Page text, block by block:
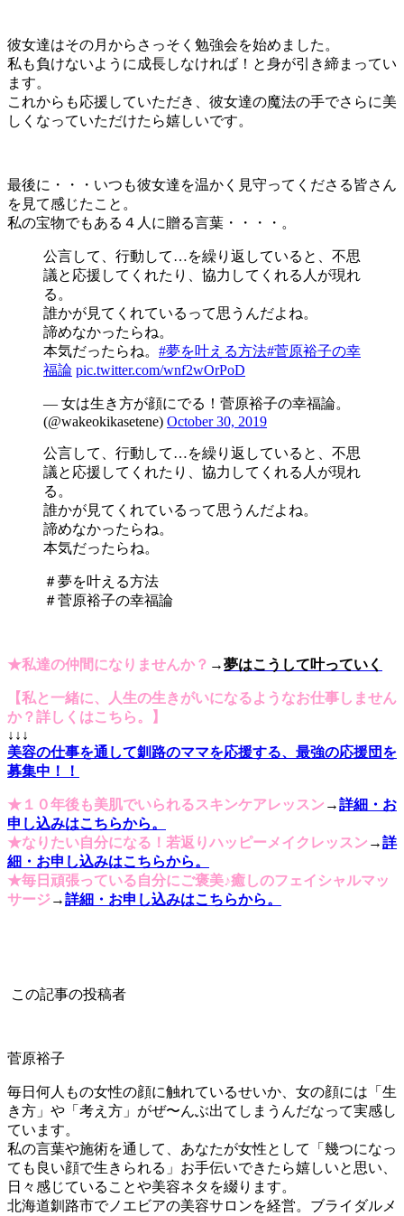
彼女達はその月からさっそく勉強会を始めました。
私も負けないように成長しなければ！と身が引き締まってい
ます。
これからも応援していただき、彼女達の魔法の手でさらに美
しくなっていただけたら嬉しいです。
最後に・・・いつも彼女達を温かく見守ってくださる皆さん
を見て感じたこと。
私の宝物でもある４人に贈る言葉・・・・。
公言して、行動して…を繰り返していると、不思
議と応援してくれたり、協力してくれる人が現れ
る。
誰かが見てくれているって思うんだよね。
諦めなかったらね。
本気だったらね。 #夢を叶える方法#菅原裕子の幸
福論 pic.twitter.com/wnf2wOrPoD
— 女は生き方が顔にでる！菅原裕子の幸福論。
(@wakeokikasetene) October 30, 2019
公言して、行動して…を繰り返していると、不思
議と応援してくれたり、協力してくれる人が現れ
る。
誰かが見てくれているって思うんだよね。
諦めなかったらね。
本気だったらね。
＃夢を叶える方法
＃菅原裕子の幸福論
★私達の仲間になりませんか？ →夢はこうして叶っていく
【私と一緒に、人生の生きがいになるようなお仕事しません
か？詳しくはこちら。】
↓↓↓
美容の仕事を通して釧路のママを応援する、最強の応援団を
募集中！！
★１０年後も美肌でいられるスキンケアレッスン →詳細・お
申し込みはこちらから。
★なりたい自分になる！若返りハッピーメイクレッスン →詳
細・お申し込みはこちらから。
★毎日頑張っている自分にご褒美♪癒しのフェイシャルマッ
サージ→詳細・お申し込みはこちらから。
この記事の投稿者
菅原裕子
毎日何人もの女性の顔に触れているせいか、女の顔には「生
き方」や「考え方」がぜ〜んぶ出てしまうんだなって実感し
ています。
私の言葉や施術を通して、あなたが女性として「幾つになっ
ても良い顔で生きられる」お手伝いできたら嬉しいと思い、
日々感じていることや美容ネタを綴ります。
北海道釧路市でノエビアの美容サロンを経営。ブライダルメ